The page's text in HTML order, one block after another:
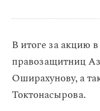
В итоге за акцию
правозащитниц
Оширахунову, а
Токтонасырова.